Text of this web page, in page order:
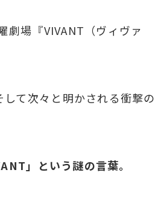
劇場『VIVANT（ヴィヴァ
て次々と明かされる衝撃の
」という謎の言葉。